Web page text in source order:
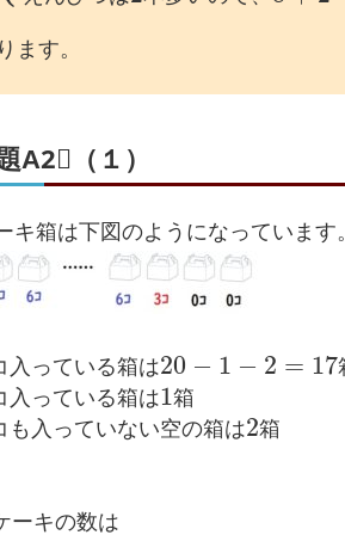
ます。
A2⃣（１）
キ箱は下図のようになっています
入 っている箱は20 − 1 − 2 = 17
入 っている箱は1箱
も 入 っていない空の箱は2箱
ーキの数は